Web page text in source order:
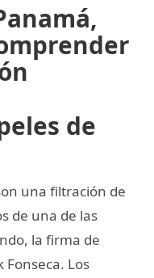
de
una filtración de
de una de las
la firma de
Los